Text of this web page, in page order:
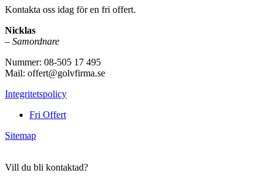
Kontakta oss idag för en fri offert.
Nicklas
– Samordnare
Nummer: 08-505 17 495
Mail: offert@golvfirma.se
Integritetspolicy
Fri Offert
Sitemap
Vill du bli kontaktad?